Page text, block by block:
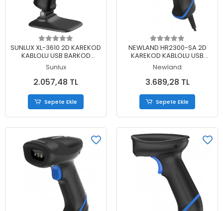
Sepete Ekle
SUNLUX XL-3610 2D KAREKOD
KABLOLU USB BARKOD
OKUYUCU + AYAK
Sunlux
2.057,48 TL
Sepete Ekle
Sepete Ekle
NEWLAND HR2300-SA 2D
KAREKOD KABLOLU USB
BARKOD OKUYUCU + STAND
Newland
3.689,28 TL
Sepete Ekle